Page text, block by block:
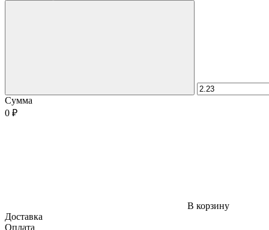
Сумма
0 ₽
В корзину
Доставка
Оплата